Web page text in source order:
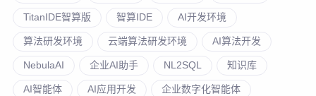
TitanIDE智算版 智算IDE AI开发环境
算法研发环境 云端算法研发环境 AI算法开发
NebulaAI 企业AI助手 NL2SQL 知识库
AI智能体 AI应用开发 企业数字化智能体